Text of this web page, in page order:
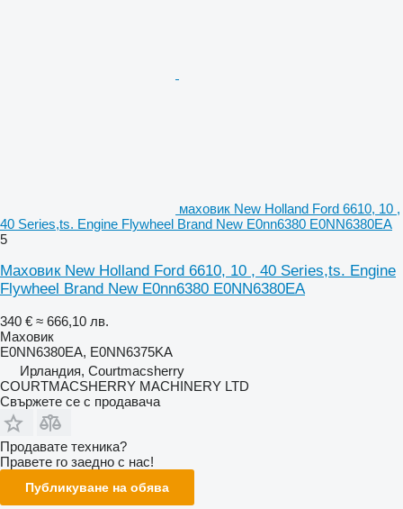
маховик New Holland Ford 6610, 10 ,
40 Series,ts. Engine Flywheel Brand New E0nn6380 E0NN6380EA
5
Маховик New Holland Ford 6610, 10 , 40 Series,ts. Engine
Flywheel Brand New E0nn6380 E0NN6380EA
340 € ≈ 666,10 лв.
Маховик
E0NN6380EA, E0NN6375KA
Ирландия, Courtmacsherry
COURTMACSHERRY MACHINERY LTD
Свържете се с продавача
Продавате техника?
Правете го заедно с нас!
Публикуване на обява